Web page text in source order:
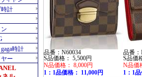
品番：N60034
S品価格： 5,500円
N品価格： 8,000円
1：1品価格： 11,000円
品番：
S品価
N品価
1：1